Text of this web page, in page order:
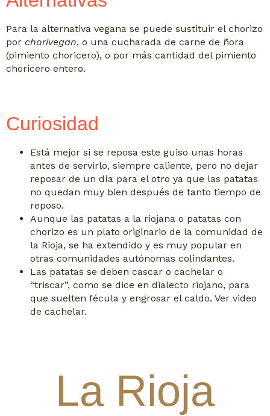
Para la alternativa vegana se puede sustituir el chorizo
por chorivegan, o una cucharada de carne de ñora
(pimiento choricero), o por más cantidad del pimiento
choricero entero.
Curiosidad
Está mejor si se reposa este guiso unas horas
antes de servirlo, siempre caliente, pero no dejar
reposar de un día para el otro ya que las patatas
no quedan muy bien después de tanto tiempo de
reposo.
Aunque las patatas a la riojana o patatas con
chorizo es un plato originario de la comunidad de
la Rioja, se ha extendido y es muy popular en
otras comunidades autónomas colindantes.
Las patatas se deben cascar o cachelar o
“triscar”, como se dice en dialecto riojano, para
que suelten fécula y engrosar el caldo. Ver video
de cachelar.
La Rioja